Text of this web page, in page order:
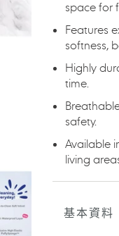
的
物
space for
Features
softness,
Highly
time.
safety.
Available
living
基本資料